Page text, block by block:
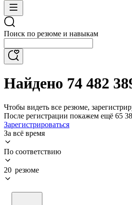
Поиск по резюме и навыкам
Найдено 74 482
Чтобы видеть все резюме,
После регистрации покажем ещё 65
Зарегистрироваться
За всё время
По соответствию
20 резюме